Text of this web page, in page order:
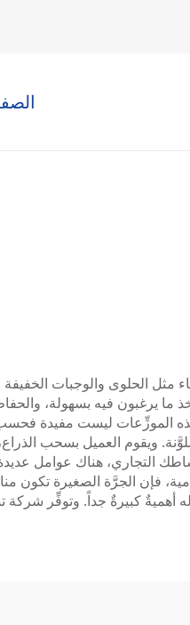
مثل الحلوى والوجبات
ما يرغبون فيه بسهولة،
الموزِّعات ليست مفيدة
ويقوم العميل بسحب
التجاري، هناك عوامل
فإن الجرَّة الصغيرة تكون
أهميةٌ كبيرةٌ جداً. وتوفِّر شركة